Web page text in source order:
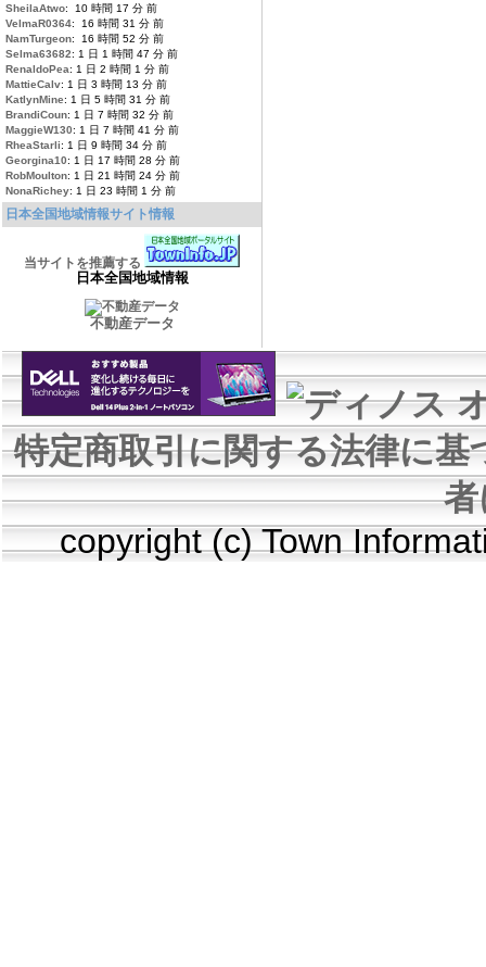
SheilaAtwo: 10 時間 17 分 前
VelmaR0364: 16 時間 31 分 前
NamTurgeon: 16 時間 52 分 前
Selma63682: 1 日 1 時間 47 分 前
RenaldoPea: 1 日 2 時間 1 分 前
MattieCalv: 1 日 3 時間 13 分 前
KatlynMine: 1 日 5 時間 31 分 前
BrandiCoun: 1 日 7 時間 32 分 前
MaggieW130: 1 日 7 時間 41 分 前
RheaStarli: 1 日 9 時間 34 分 前
Georgina10: 1 日 17 時間 28 分 前
RobMoulton: 1 日 21 時間 24 分 前
NonaRichey: 1 日 23 時間 1 分 前
日本全国地域情報サイト情報
当サイトを推薦する
日本全国地域情報
不動産データ
特定商取引に関する法律に基
copyright (c) Town